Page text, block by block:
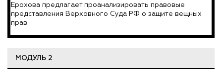
Ерохова предлагает проанализировать правовые
представления Верховного Суда РФ о защите вещных
прав.
МОДУЛЬ 2